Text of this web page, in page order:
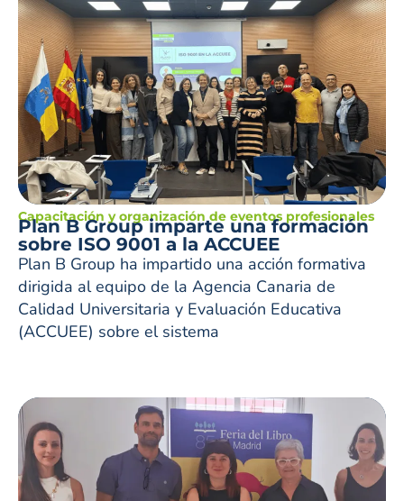
Capacitación y organización de eventos profesionales
Plan B Group imparte una formación
sobre ISO 9001 a la ACCUEE
Plan B Group ha impartido una acción formativa
dirigida al equipo de la Agencia Canaria de
Calidad Universitaria y Evaluación Educativa
(ACCUEE) sobre el sistema